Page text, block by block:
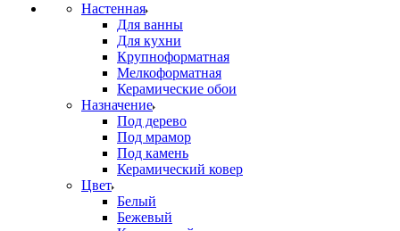
Настенная
Для ванны
Для кухни
Крупноформатная
Мелкоформатная
Керамические обои
Назначение
Под дерево
Под мрамор
Под камень
Керамический ковер
Цвет
Белый
Бежевый